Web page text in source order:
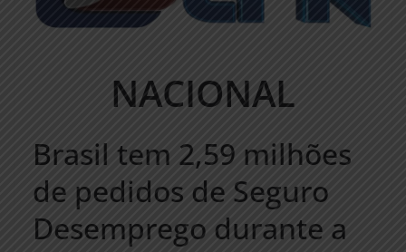
NACIONAL
Brasil tem 2,59 milhões
de pedidos de Seguro
Desemprego durante a